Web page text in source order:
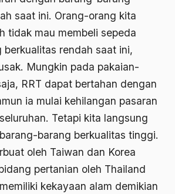
saat ini. Orang-orang kita
tidak mau membeli sepeda
berkualitas rendah saat ini,
Mungkin pada pakaian-
RRT dapat bertahan dengan
ia mulai kehilangan pasaran
Tetapi kita langsung
barang berkualitas tinggi.
oleh Taiwan dan Korea
pertanian oleh Thailand
kekayaan alam demikian